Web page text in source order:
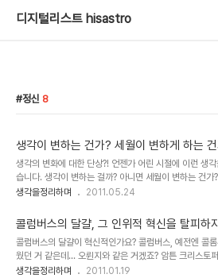
디지털리스트 hisastro
정신 8
생각이 변하는 건가? 세월이 변하게 하는
생각의 변화에 대한 단상?! 언젠가 어린 시절에 이런 생
습니다. 생각이 변하는 걸까? 아니면 세월이 변하는 건가?
대한 고민으로서 그 때 세웠던 가설은 이랬습니다. 기본적
행위는 당연시하면서 학생들에겐 왜 못하게 하는 것일까?
되면, 학생들의 담배 피우는 행위에 대해서 뭐라고 하지
리고 그렇게 다짐한 것에 대한 생각할 수 있는 2가지는
나는 변하지 않았다.그러나 그 변하지 않는 것은 나의 생
내가 괜찮다고 생각한 그 기준은 담배였으나, 내가 어른이
생각을정리하며 2011.05.24
콜럼버스의 달걀, 그 인위적 혁신을 탈피하
콜럼버스의 달걀이 혁신적인가요? 콜럼버스, 예전엔 콜
웠던 거 같은데... 오륀지와 같은 거겠죠? 암튼 크리스토
(Christopher Columbus), 그는 아직 많은 사람들에게
생각을정리하며 2011.01.19